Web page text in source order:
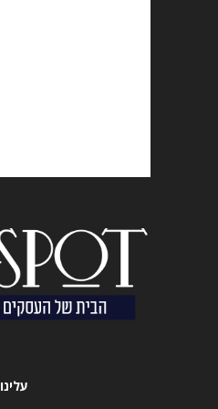
עלינו